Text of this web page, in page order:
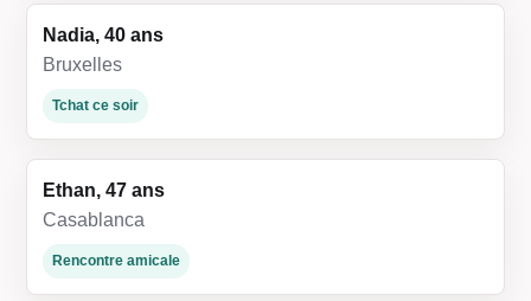
Nadia, 40 ans
Bruxelles
Tchat ce soir
Ethan, 47 ans
Casablanca
Rencontre amicale